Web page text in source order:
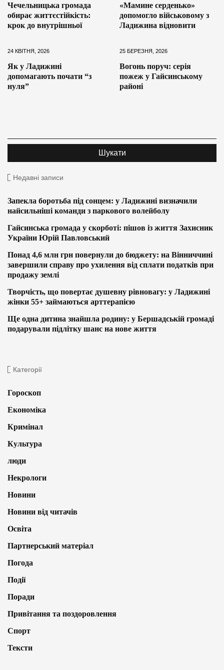
Чечельницька громада
обирає життєстійкість:
крок до внутрішньої
«Мамине серденько»
допомогло військовому з
Ладижина відновити
24 КВІТНЯ, 2026
Як у Ладижині
допомагають почати “з
нуля”
25 БЕРЕЗНЯ, 2026
Вогонь поруч: серія
пожеж у Гайсинському
районі
Недавні записи
Запекла боротьба під сонцем: у Ладижині визначили
найсильніші команди з паркового волейболу
Гайсинська громада у скорботі: пішов із життя Захисник
України Юрій Павловський
Понад 4,6 млн грн повернули до бюджету: на Вінниччині
завершили справу про ухилення від сплати податків при
продажу землі
Творчість, що повертає душевну рівновагу: у Ладижині
жінки 55+ займаються арттерапією
Ще одна дитина знайшла родину: у Бершадській громаді
подарували підлітку шанс на нове життя
Категорії
Гороскоп
Економіка
Кримінал
Культура
люди
Некрологи
Новини
Новини від читачів
Освіта
Партнерський матеріал
Погода
Події
Поради
Привітання та поздоровлення
Спорт
Тексти